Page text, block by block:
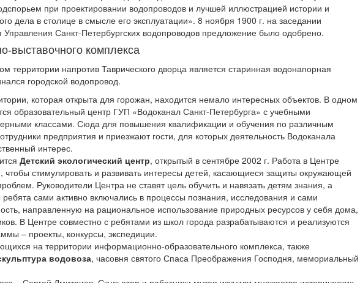
при проектировании водопроводов и лучшей иллюстрацией истории и
дела в столице в смысле его эксплуатации». 8 ноября 1900 г. на заседании
Управления Санкт-Петербургских водопроводов предложение было одобрено.
выставочного комплекса
территории напротив Таврического дворца является старинная водонапорная
городской водопровод.
которая открыта для горожан, находится немало интересных объектов. В одном
образовательный центр ГУП «Водоканал Санкт-Петербурга» с учебными
классами. Сюда для повышения квалификации и обучения по различным
предприятия и приезжают гости, для которых деятельность Водоканала
интерес.
Детский экологический центр, открытый в сентябре 2002 г. Работа в Центре
чтобы стимулировать и развивать интересы детей, касающиеся защиты окружающей
Руководители Центра не ставят цель обучить и навязать детям знания, а
ребята сами активно включались в процессы познания, исследования и сами
направленную на рациональное использование природных ресурсов у себя дома,
В Центре совместно с ребятами из школ города разрабатываются и реализуются
– проекты, конкурсы, экспедиции.
на территории информационно-образовательного комплекса, также
водовоза, часовня святого Спаса Преображения Господня, мемориальный